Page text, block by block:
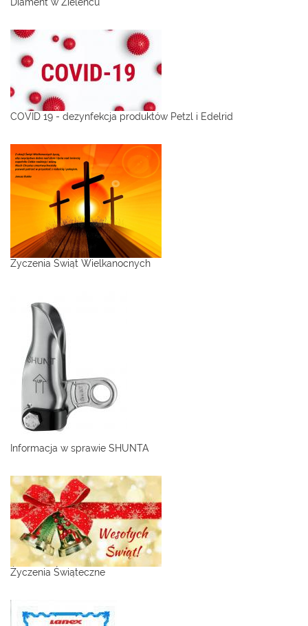
COVID 19 - dezynfekcja produktów Petzl i Edelrid
Życzenia Świąt Wielkanocnych
Informacja w sprawie SHUNTA
Życzenia Świąteczne